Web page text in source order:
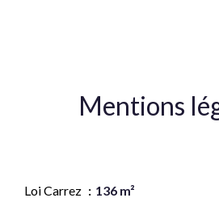
Mentions
Loi Carrez 136 m²